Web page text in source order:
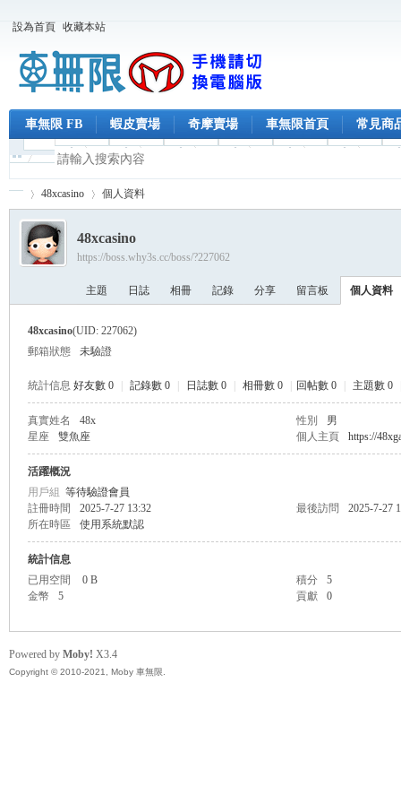
設為首頁 收藏本站
車無限 FB 蝦皮賣場 奇摩賣場 車無限首頁 常見商
限
›
48xcasino 個人資料
48xcasino
https://boss.why3s.cc/boss/?227062
主題 日誌 相冊 記錄 分享 留言板 個人資料
48xcasino(UID: 227062)
郵箱狀態
未驗證
統計信息 好友數 0 記錄數 0 日誌數 0 相冊數 0 回帖數 0 主題數 0
真實姓名 48x 性別
男
星座
雙魚座 個人主頁 https://
活躍概況
用戶組 等待驗證會員
註冊時間
2025-7-27 13:32 最後訪問
2025-7-27
所在時區
使用系統默認
統計信息
已用空間
0 B 積分
5
金幣
5 貢獻 0
Powered by Moby! X3.4
Copyright © 2010-2021, Moby 車無限.